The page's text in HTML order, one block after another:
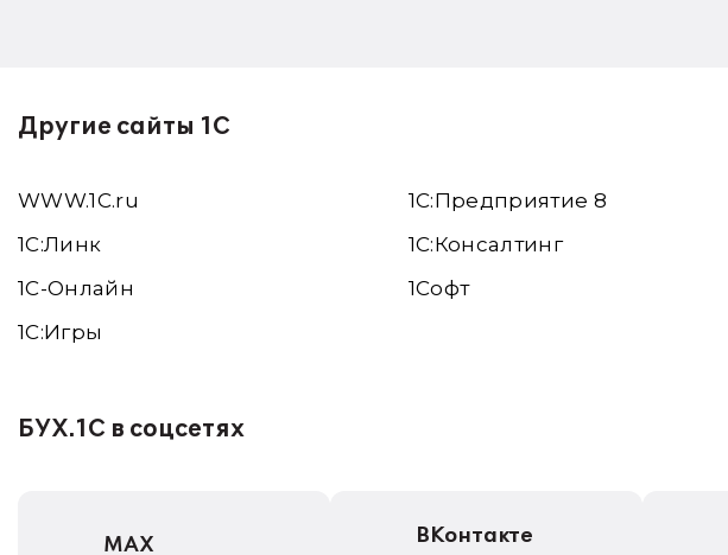
Другие сайты 1С
WWW.1С.ru
1С:Линк
1С-Онлайн
1C:Игры
1С:Предприятие 8
1С:Консалтинг
1Софт
БУХ.1С в соцсетях
MAX ВКонтакте